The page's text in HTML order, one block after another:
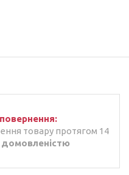
товару протягом 14
домовленістю